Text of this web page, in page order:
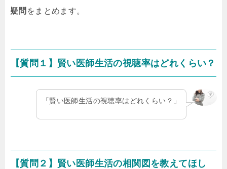
疑問 をまとめます。
【質問１】賢い医師生活の視聴率はどれくらい？
「賢い医師生活の視聴率はどれくらい？」
【質問２】賢い医師生活の相関図を教えてほし